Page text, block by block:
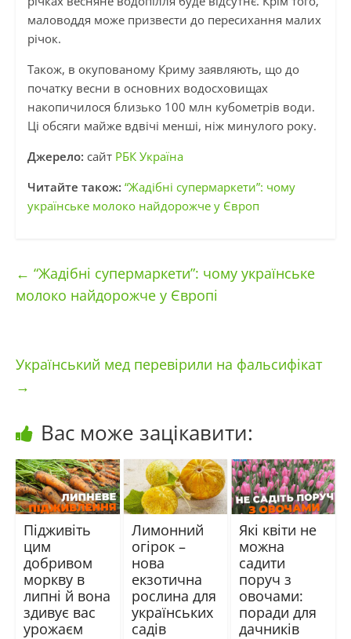
маловоддя може призвести до пересихання малих
річок.
Також, в окупованому Криму заявляють, що до
початку весни в основних водосховищах
накопичилося близько 100 млн кубометрів води.
Ці обсяги майже вдвічі менші, ніж минулого року.
Джерело: сайт РБК Україна
Читайте також: “Жадібні супермаркети”: чому
українське молоко найдорожче у Європ
← “Жадібні супермаркети”: чому українське
молоко найдорожче у Європі
Український мед перевірили на фальсифікат
→
Вас може зацікавити:
Підживіть
цим
добривом
моркву в
липні й вона
здивує вас
урожаєм
Лимонний
огірок –
нова
екзотична
рослина для
українських
садів
Які квіти не
можна
садити
поруч з
овочами:
поради для
дачників